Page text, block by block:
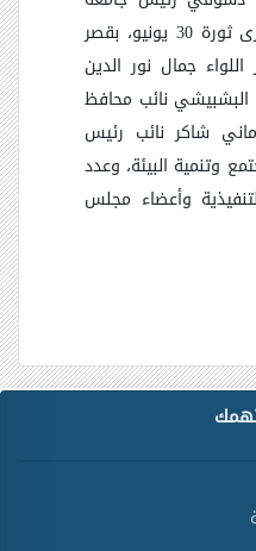
كفر الشيخ، الاحتفال بذكرى ثورة 30 يونيو، بقصر
جمال نور الدين
البشبيشي نائب محافظ
شاكر نائب رئيس
وتنمية البيئة، وعدد
وأعضاء مجلس